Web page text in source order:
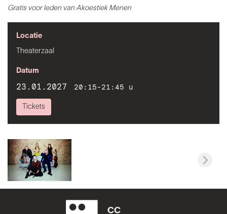
Gratis voor leden van Akoestiek Menen
Locatie
Theaterzaal
Datum
23.01.2027 20:15-21:45 u
Tickets